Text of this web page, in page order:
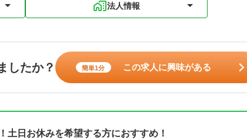
法人情報
したか？ 簡単1分 この求人に興味がある
土日お休みを希望する方におすすめ！